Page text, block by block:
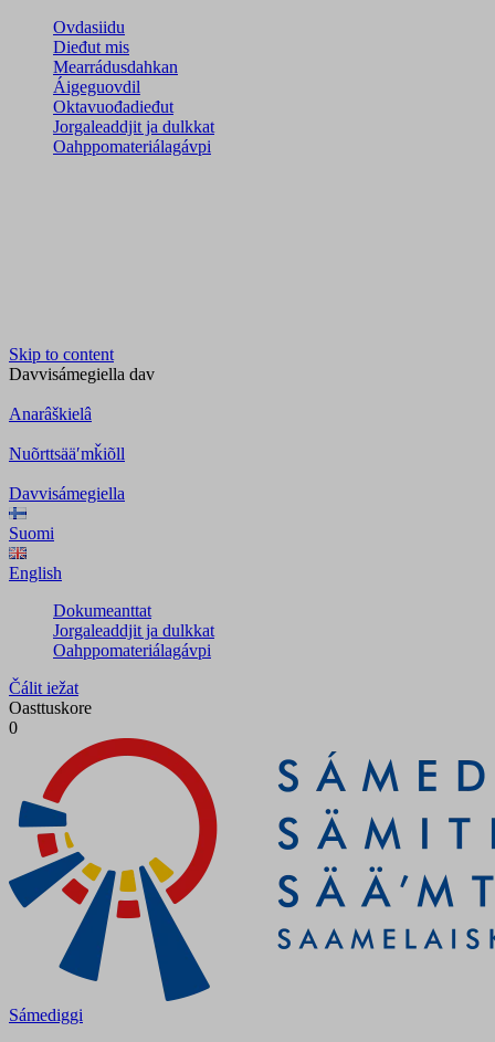
Ovdasiidu
Dieđut mis
Mearrádusdahkan
Áigeguovdil
Oktavuođadieđut
Jorgaleaddjit ja dulkkat
Oahppomateriálagávpi
Skip to content
Davvisámegiella dav
Anarâškielâ
Nuõrttsääʹmǩiõll
Davvisámegiella
Suomi
English
Dokumeanttat
Jorgaleaddjit ja dulkkat
Oahppomateriálagávpi
Čálit iežat
Oasttuskore
0
Sámediggi